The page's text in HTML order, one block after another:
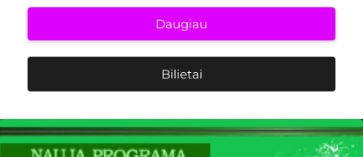
Daugiau
Bilietai